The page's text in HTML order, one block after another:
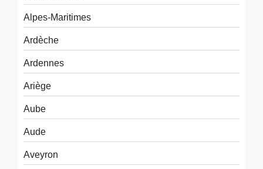
Alpes-Maritimes
Ardèche
Ardennes
Ariège
Aube
Aude
Aveyron